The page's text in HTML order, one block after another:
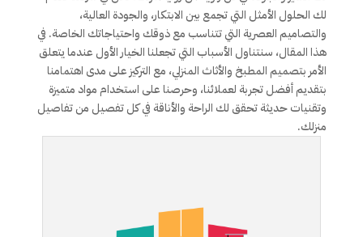
لك الحلول الأمثل التي تجمع بين الابتكار، والجودة العالية،
والتصاميم العصرية التي تتناسب مع ذوقك واحتياجاتك الخاصة. في
هذا المقال، سنتناول الأسباب التي تجعلنا الخيار الأول عندما يتعلق
الأمر بتصميم المطبخ والأثاث المنزلي، مع التركيز على مدى اهتمامنا
بتقديم أفضل تجربة لعملائنا، وحرصنا على استخدام مواد متميزة
وتقنيات حديثة تحقق لك الراحة والأناقة في كل تفصيل من تفاصيل
منزلك.